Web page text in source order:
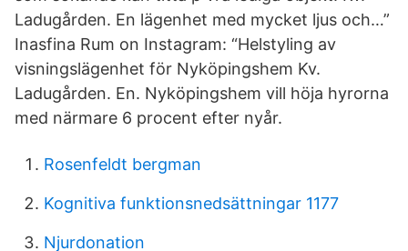
Ladugården. En lägenhet med mycket ljus och…”
Inasfina Rum on Instagram: “Helstyling av
visningslägenhet för Nyköpingshem Kv.
Ladugården. En. Nyköpingshem vill höja hyrorna
med närmare 6 procent efter nyår.
Rosenfeldt bergman
Kognitiva funktionsnedsättningar 1177
Njurdonation